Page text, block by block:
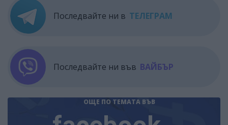
Последвайте ни в ТЕЛЕГРАМ
Последвайте ни във ВАЙБЪР
ОЩЕ ПО ТЕМАТА ВЪВ